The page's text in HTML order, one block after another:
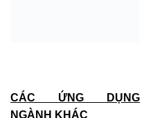
Thuỷ hải sản